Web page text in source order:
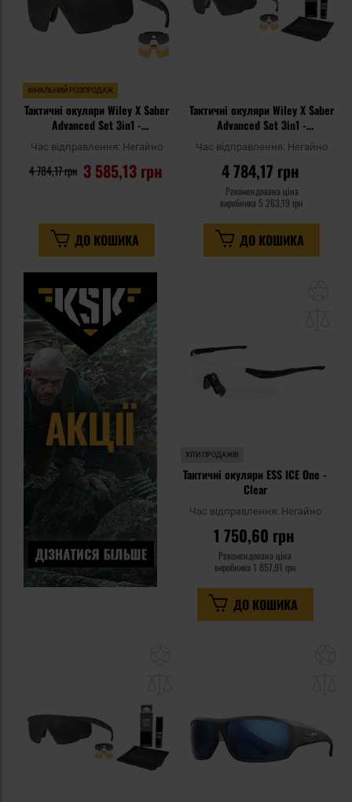
ФІНАЛЬНИЙ РОЗПРОДАЖ
Тактичні окуляри Wiley X Saber
Advanced Set 3in1 -
Grey/Clear/Light Rust/OD Green
Час відправлення: Негайно
3 585,13 грн
4 784,17 грн
ДО КОШИКА
Тактичні окуляри Wiley X Saber
Advanced Set 3in1 -
Grey/Clear/Light Rust/Tan +
Anti-Fog Cleaner Kit - набір
Час відправлення: Негайно
4 784,17 грн
Рекомендована ціна
виробника 5 263,19 грн
ДО КОШИКА
ХІТИ ПРОДАЖІВ
Тактичні окуляри ESS ICE One -
Clear
Час відправлення: Негайно
1 750,60 грн
Рекомендована ціна
виробника 1 857,91 грн
ДО КОШИКА